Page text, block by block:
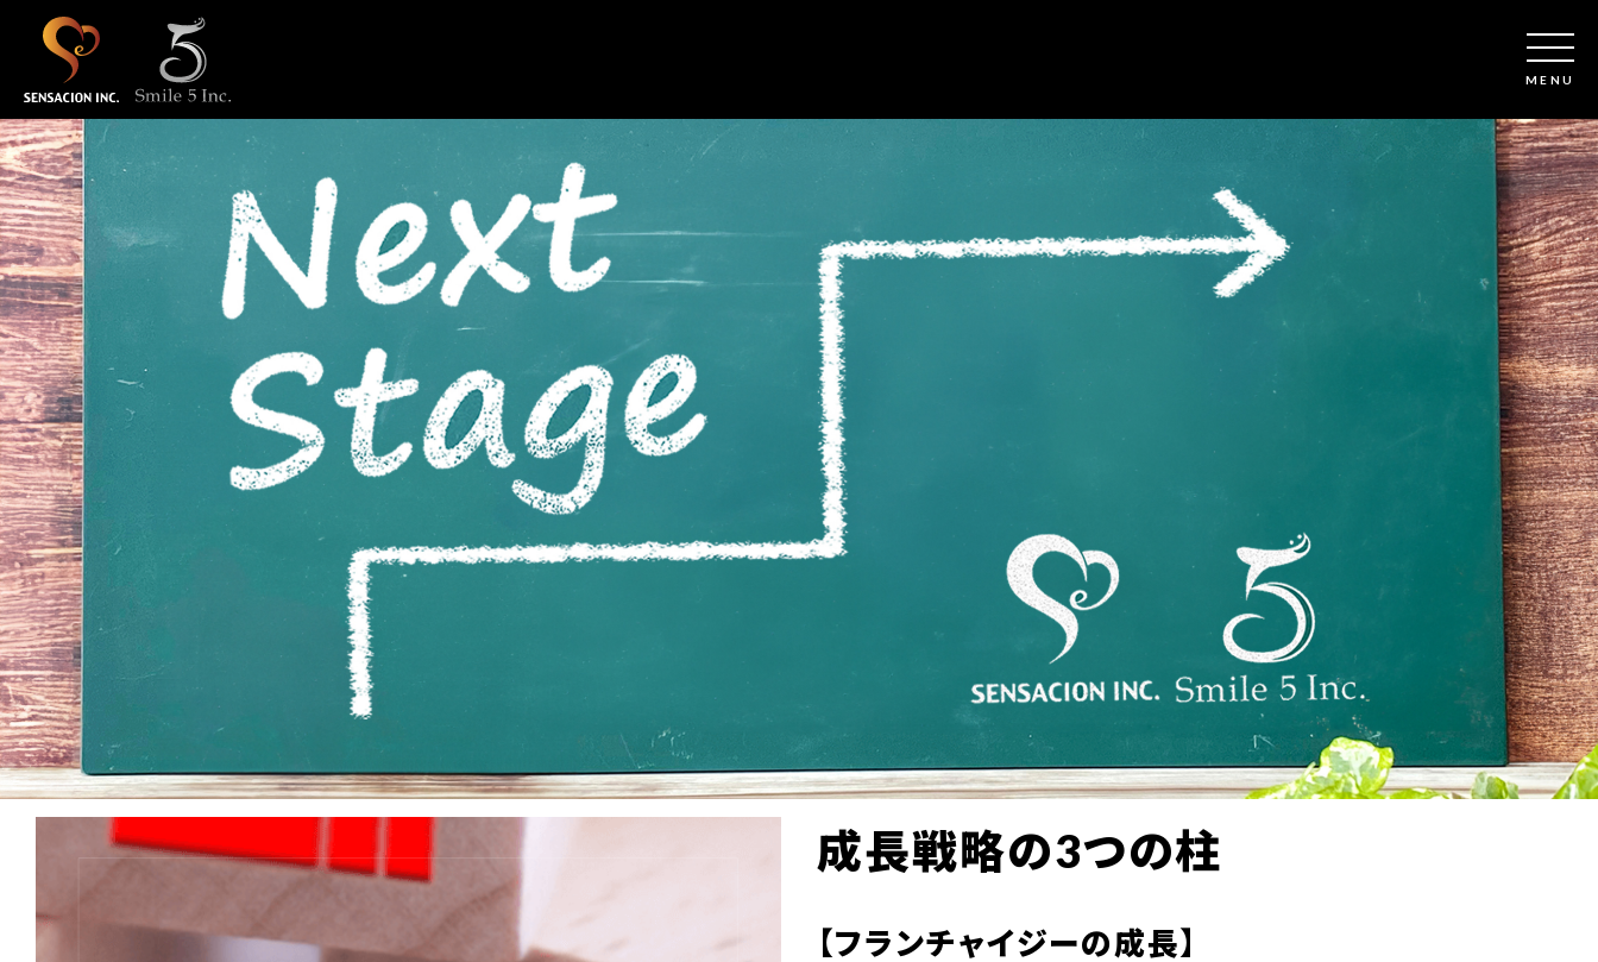
成長戦略の3つの柱
【フランチャイジーの成長】